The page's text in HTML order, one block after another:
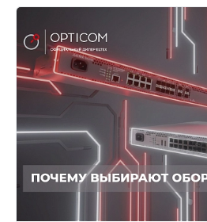
и безопасную связь.